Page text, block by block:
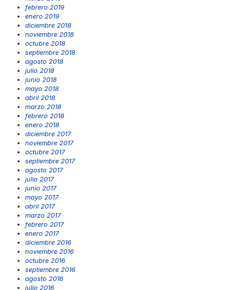
febrero 2019
enero 2019
diciembre 2018
noviembre 2018
octubre 2018
septiembre 2018
agosto 2018
julio 2018
junio 2018
mayo 2018
abril 2018
marzo 2018
febrero 2018
enero 2018
diciembre 2017
noviembre 2017
octubre 2017
septiembre 2017
agosto 2017
julio 2017
junio 2017
mayo 2017
abril 2017
marzo 2017
febrero 2017
enero 2017
diciembre 2016
noviembre 2016
octubre 2016
septiembre 2016
agosto 2016
julio 2016